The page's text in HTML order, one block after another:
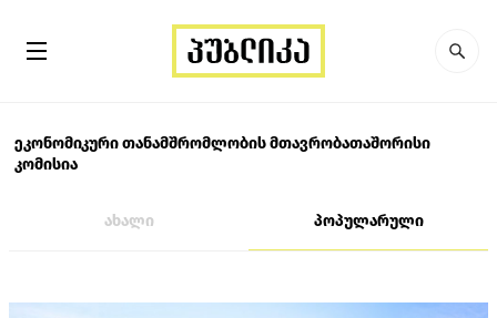
ეკონომიკური თანამშრომლობის მთავრობათაშორისი
კომისია
ახალი პოპულარული